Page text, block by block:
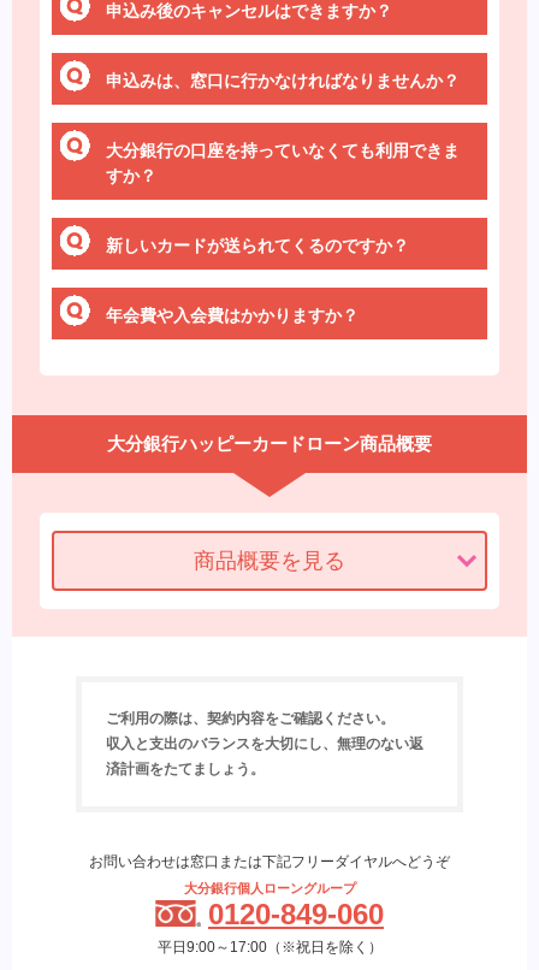
申込み後のキャンセルはできますか？
申込みは、窓口に行かなければなりませんか？
大分銀行の口座を持っていなくても利用できま
すか？
新しいカードが送られてくるのですか？
年会費や入会費はかかりますか？
大分銀行ハッピーカードローン商品概要
商品概要を見る
ご利用の際は、契約内容をご確認ください。
収入と支出のバランスを大切にし、無理のない返
済計画をたてましょう。
お問い合わせは窓口または下記フリーダイヤルへどうぞ
大分銀行個人ローングループ
0120-849-060
平日9:00～17:00（※祝日を除く）